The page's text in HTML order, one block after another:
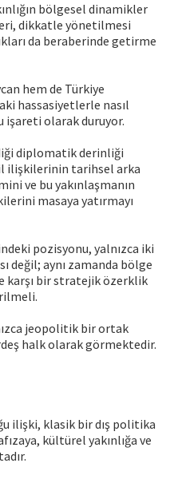
bölgesel dinamikler
dikkatle yönetilmesi
da beraberinde getirme
hem de Türkiye
hassasiyetlerle nasıl
işareti olarak duruyor.
diplomatik derinliği
ilişkilerinin tarihsel arka
ve bu yakınlaşmanın
masaya yatırmayı
pozisyonu, yalnızca iki
değil; aynı zamanda bölge
karşı bir stratejik özerklik
jeopolitik bir ortak
halk olarak görmektedir.
ilişki, klasik bir dış politika
kültürel yakınlığa ve